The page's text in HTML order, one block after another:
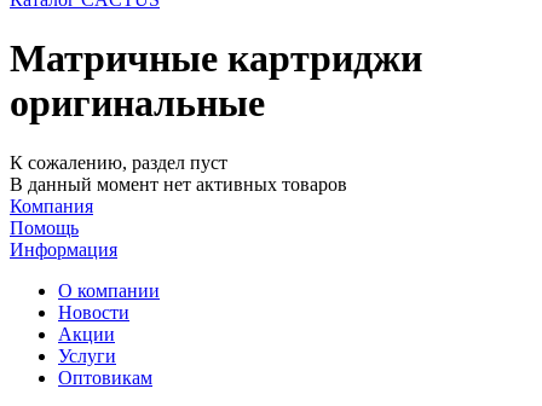
Матричные картриджи
оригинальные
К сожалению, раздел пуст
В данный момент нет активных товаров
Компания
Помощь
Информация
О компании
Новости
Акции
Услуги
Оптовикам